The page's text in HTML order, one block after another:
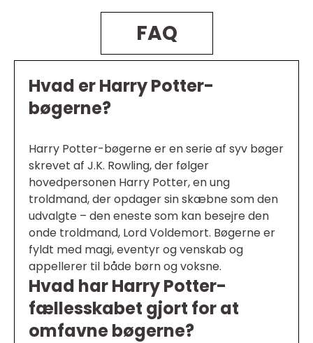
FAQ
Hvad er Harry Potter-
bøgerne?
Harry Potter-bøgerne er en serie af syv bøger
skrevet af J.K. Rowling, der følger
hovedpersonen Harry Potter, en ung
troldmand, der opdager sin skæbne som den
udvalgte – den eneste som kan besejre den
onde troldmand, Lord Voldemort. Bøgerne er
fyldt med magi, eventyr og venskab og
appellerer til både børn og voksne.
Hvad har Harry Potter-
fællesskabet gjort for at
omfavne bøgerne?